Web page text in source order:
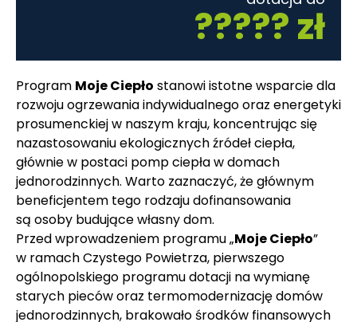
????? zł
Program Moje Ciepło stanowi istotne wsparcie dla
rozwoju ogrzewania indywidualnego oraz energetyki
prosumenckiej w naszym kraju, koncentrując się
nazastosowaniu ekologicznych źródeł ciepła,
głównie w postaci pomp ciepła w domach
jednorodzinnych. Warto zaznaczyć, że głównym
beneficjentem tego rodzaju dofinansowania
są osoby budujące własny dom.
Przed wprowadzeniem programu „Moje Ciepło”
w ramach Czystego Powietrza, pierwszego
ogólnopolskiego programu dotacji na wymianę
starych pieców oraz termomodernizację domów
jednorodzinnych, brakowało środków finansowych